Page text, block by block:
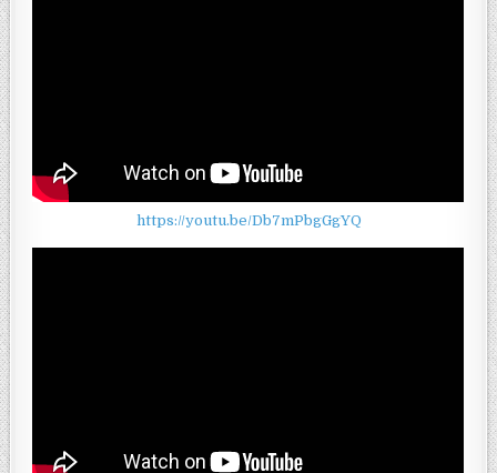
https://youtu.be/Db7mPbgGgYQ